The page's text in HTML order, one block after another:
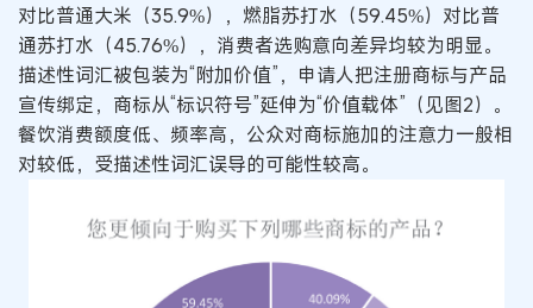
对比普通大米（35.9%），燃脂苏打水（59.45%）对比普
通苏打水（45.76%），消费者选购意向差异均较为明显。
描述性词汇被包装为“附加价值”，申请人把注册商标与产品
宣传绑定，商标从“标识符号”延伸为“价值载体”（见图2）。
餐饮消费额度低、频率高，公众对商标施加的注意力一般相
对较低，受描述性词汇误导的可能性较高。